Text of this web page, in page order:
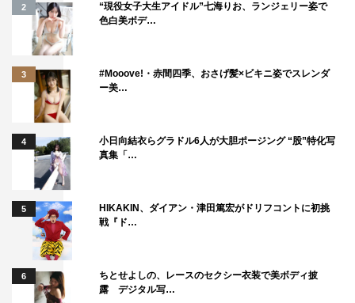
2
“現役女子大生アイドル”七海りお、ランジェリー姿で
色白美ボデ…
3
#Mooove!・赤間四季、おさげ髪×ビキニ姿でスレンダ
ー美…
4
小日向結衣らグラドル6人が大胆ポージング “股”特化写
真集「…
5
HIKAKIN、ダイアン・津田篤宏がドリフコントに初挑
戦『ド…
6
ちとせよしの、レースのセクシー衣装で美ボディ披
露 デジタル写…